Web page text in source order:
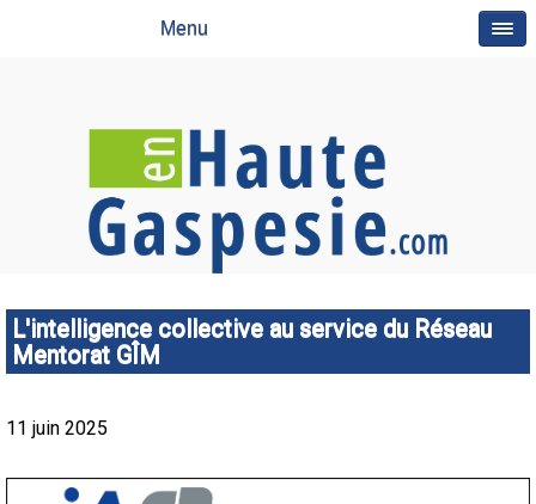
Menu
L'intelligence collective au service du Réseau
Mentorat GÎM
11 juin 2025